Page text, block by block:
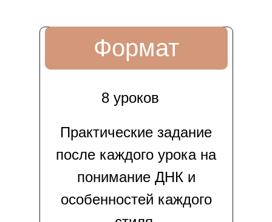
Формат
включен
Практические задание
после каждого урока на
понимание ДНК и
особенностей каждого
8 уроков